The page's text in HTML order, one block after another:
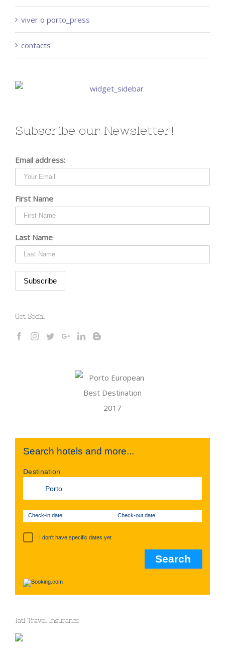
viver o porto_press
contacts
Subscribe our Newsletter!
Email address:
First Name
Last Name
Get Social
Search hotels and more...
Destination
Check-in date Check-out date
I don't have specific dates yet
Iati Travel Insurance